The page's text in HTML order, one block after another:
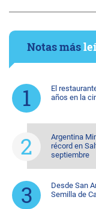
Notas más
El
años en la
Argentina
récord en
septiembre
Desde San
Semilla de